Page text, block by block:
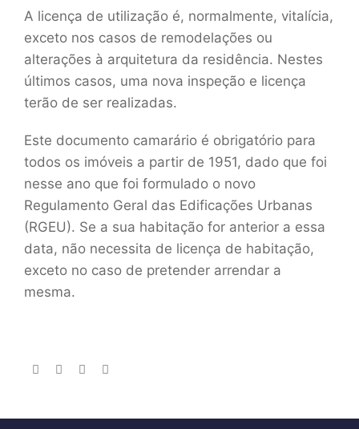
A licença de utilização é, normalmente, vitalícia,
exceto nos casos de remodelações ou
alterações à arquitetura da residência. Nestes
últimos casos, uma nova inspeção e licença
terão de ser realizadas.
Este documento camarário é obrigatório para
todos os imóveis a partir de 1951, dado que foi
nesse ano que foi formulado o novo
Regulamento Geral das Edificações Urbanas
(RGEU). Se a sua habitação for anterior a essa
data, não necessita de licença de habitação,
exceto no caso de pretender arrendar a
mesma.